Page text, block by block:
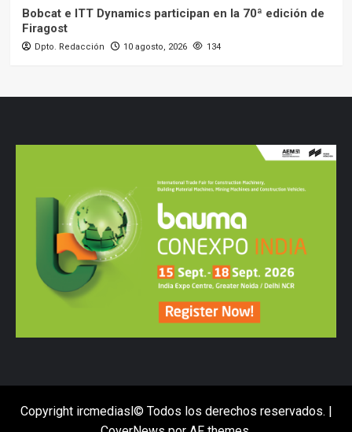
Bobcat e ITT Dynamics participan en la 70ª edición de
Firagost
Dpto. Redacción 10 agosto, 2026 134
Copyright ircmediasl© Todos los derechos reservados. |